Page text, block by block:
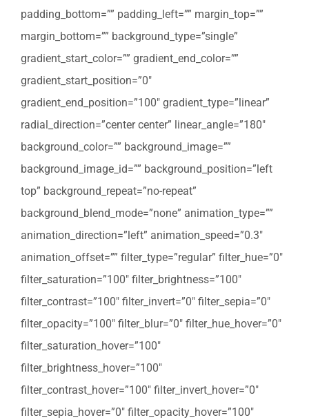
padding_bottom=”” padding_left=”” margin_top=””
margin_bottom=”” background_type=”single”
gradient_start_color=”” gradient_end_color=””
gradient_start_position=”0″
gradient_end_position=”100″ gradient_type=”linear”
radial_direction=”center center” linear_angle=”180″
background_color=”” background_image=””
background_image_id=”” background_position=”left
top” background_repeat=”no-repeat”
background_blend_mode=”none” animation_type=””
animation_direction=”left” animation_speed=”0.3″
animation_offset=”” filter_type=”regular” filter_hue=”0″
filter_saturation=”100″ filter_brightness=”100″
filter_contrast=”100″ filter_invert=”0″ filter_sepia=”0″
filter_opacity=”100″ filter_blur=”0″ filter_hue_hover=”0″
filter_saturation_hover=”100″
filter_brightness_hover=”100″
filter_contrast_hover=”100″ filter_invert_hover=”0″
filter_sepia_hover=”0″ filter_opacity_hover=”100″